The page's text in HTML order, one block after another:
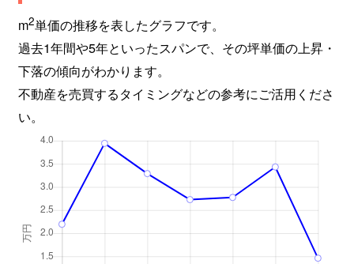
m2単価の推移を表したグラフです。
過去1年間や5年といったスパンで、その坪単価の上昇・
下落の傾向がわかります。
不動産を売買するタイミングなどの参考にご活用くださ
い。